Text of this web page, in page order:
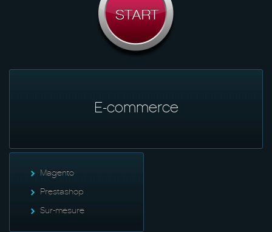
E-commerce
Magento
Prestashop
Sur-mesure